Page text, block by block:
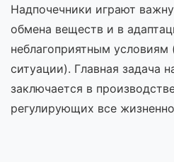
Надпочечники играют
обмена веществ и в
неблагоприятным условиям
ситуации). Главная задача
заключается в
регулирующих все